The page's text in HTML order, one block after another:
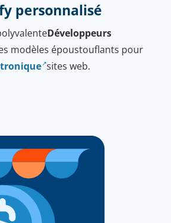
personnalisé
Développeurs
modèles époustouflants pour
sites web.